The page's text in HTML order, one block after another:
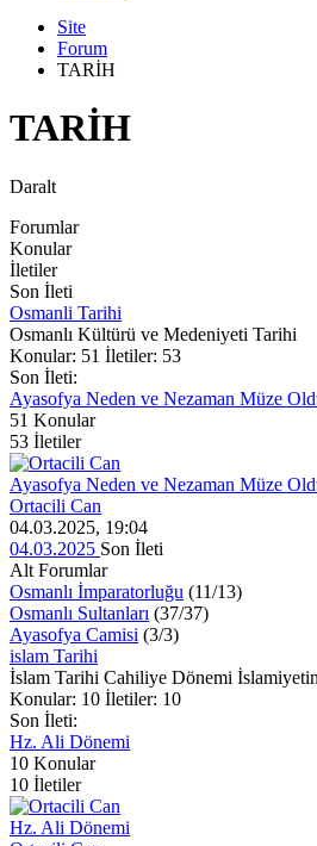
Site
Forum
TARİH
TARİH
Daralt
Forumlar
Konular
İletiler
Son İleti
Osmanli Tarihi
Osmanlı Kültürü ve Medeniyeti Tarihi
Konular: 51 İletiler: 53
Son İleti:
Ayasofya Neden ve Nezaman Müze
51 Konular
53 İletiler
Ayasofya Neden ve Nezaman Müze
Ortacili Can
04.03.2025, 19:04
04.03.2025 Son İleti
Alt Forumlar
Osmanlı İmparatorluğu (11/13)
Osmanlı Sultanları (37/37)
Ayasofya Camisi (3/3)
islam Tarihi
İslam Tarihi Cahiliye Dönemi İslamiyetin
Konular: 10 İletiler: 10
Son İleti:
Hz. Ali Dönemi
10 Konular
10 İletiler
Hz. Ali Dönemi